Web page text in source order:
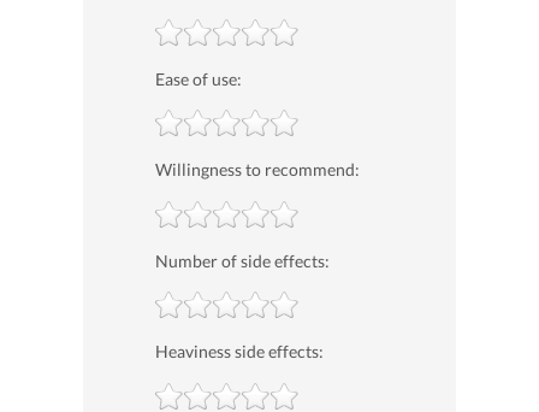
Ease of use:
Willingness to recommend:
Number of side effects:
Heaviness side effects: